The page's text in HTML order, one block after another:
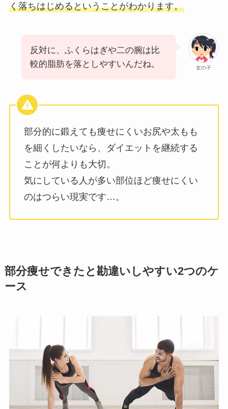
く落ちはじめるということがわかります。
女の子
反対に、ふくらはぎや二の腕は比
較的脂肪を落としやすいんだね。
部分的に鍛えても痩せにくいお尻や太もも
を細くしたいなら、ダイエットを継続する
ことが何よりも大切。
気にしている人が多い部位ほど痩せにくい
のはつらい現実です…。
部分痩せできたと勘違いしやすい2つのケ
ース